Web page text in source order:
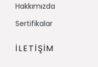
Hakkımızda​
Sertifikalar
İLETİŞİM